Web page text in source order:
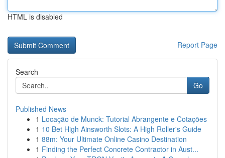
HTML is disabled
Report Page
Search
Go
Published News
1 Locação de Munck: Tutorial Abrangente e Cotações
1 10 Bet High Ainsworth Slots: A High Roller's Guide
1 88m: Your Ultimate Online Casino Destination
1 Finding the Perfect Concrete Contractor in Aust...